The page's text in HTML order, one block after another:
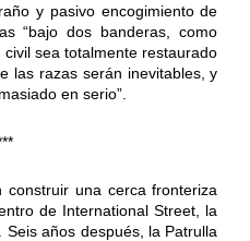
y pasivo encogimiento de
“bajo dos banderas, como
sea totalmente restaurado
las razas serán inevitables, y
en serio”.
construir una cerca fronteriza
de International Street, la
años después, la Patrulla